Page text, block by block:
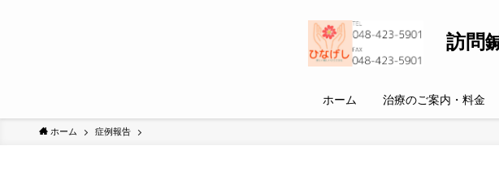
訪問
ホーム 治療のご案内・料金
ホーム 症例報告